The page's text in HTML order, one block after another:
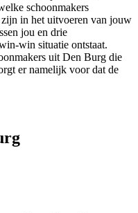
schoonmakers
in het uitvoeren van jouw
jou en drie
win situatie ontstaat.
uit Den Burg die
er namelijk voor dat de